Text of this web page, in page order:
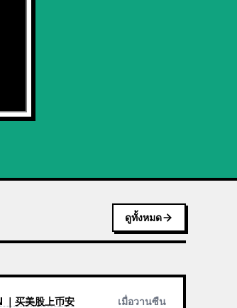
ดูทั้งหมด
｜买美股上币安 เมื่อวานซืน